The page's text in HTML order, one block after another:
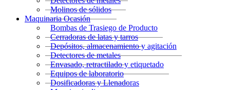
Molinos de sólidos
Maquinaria Ocasión
Bombas de Trasiego de Producto
Cerradoras de latas y tarros
Depósitos, almacenamiento y agitación
Detectores de metales
Envasado, retractilado y etiquetado
Equipos de laboratorio
Dosificadoras y Llenadoras